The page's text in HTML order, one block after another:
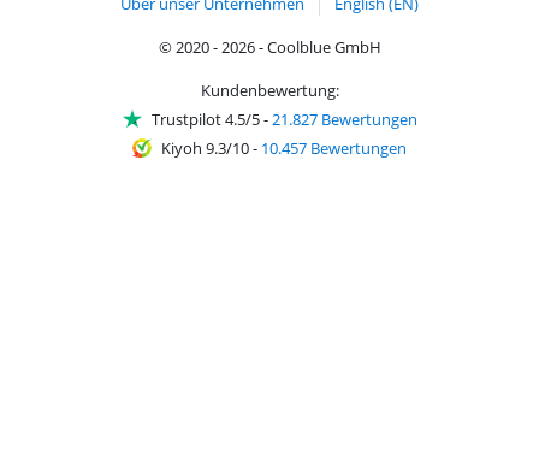
© 2020 - 2026 - Coolblue GmbH
Kundenbewertung:
Trustpilot 4.5/5-21.827 Bewertungen
Kiyoh 9.3/10- 10.457 Bewertungen